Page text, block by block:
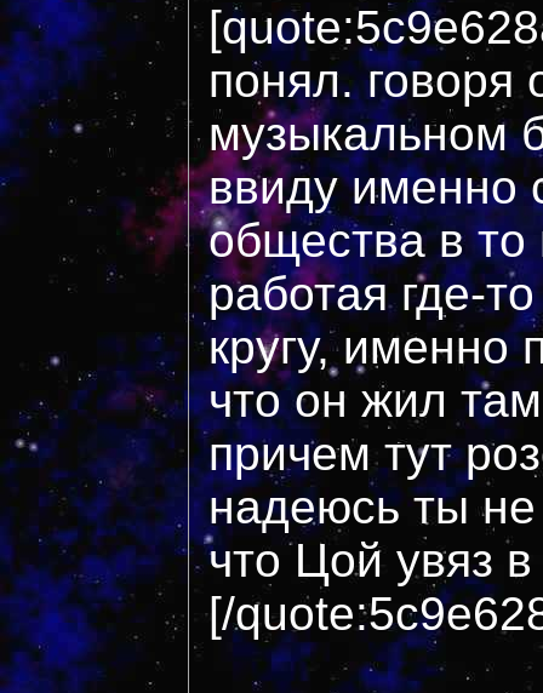
понял. говоря
музыкальном
ввиду именно
общества в
работая где-
кругу,
что он жил
причем тут
надеюсь ты
что Цой увяз
[/